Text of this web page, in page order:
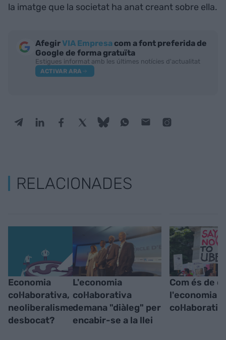
la imatge que la societat ha anat creant sobre ella.
AfegirVIA Empresa com a font preferida de
Google de forma gratuïta
Estigues informat amb les últimes notícies d'actualitat
ACTIVAR ARA
RELACIONADES
Economia
col·laborativa,
neoliberalisme
desbocat?
L'economia
col·laborativa
demana "diàleg" per
encabir-se a la llei
Com és de
l'economia